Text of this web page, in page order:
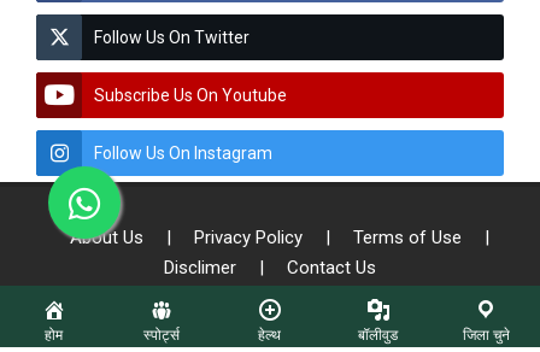
Follow Us On Twitter
Subscribe Us On Youtube
Follow Us On Instagram
About Us | Privacy Policy | Terms of Use
|
Disclimer
| Contact Us
© Copyright - 2026 All Right Reserved To Sach Patrika || Designed by:
होम स्पोर्ट्स हेल्थ बॉलीवुड जिला चुने